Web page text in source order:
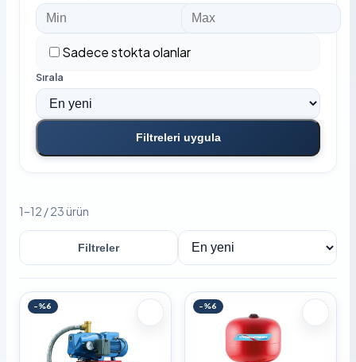
Sadece stokta olanlar
Sırala
Filtreleri uygula
1–12 / 23 ürün
Filtreler Sırala
-%6 -%6